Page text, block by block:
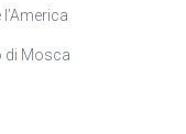
di Mosca